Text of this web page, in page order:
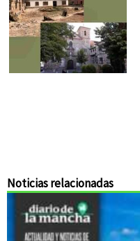
Noticias relacionadas